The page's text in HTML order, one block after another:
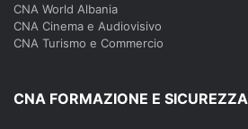
CNA World Albania
CNA Cinema e Audiovisivo
CNA Turismo e Commercio
CNA FORMAZIONE E SICUREZZA